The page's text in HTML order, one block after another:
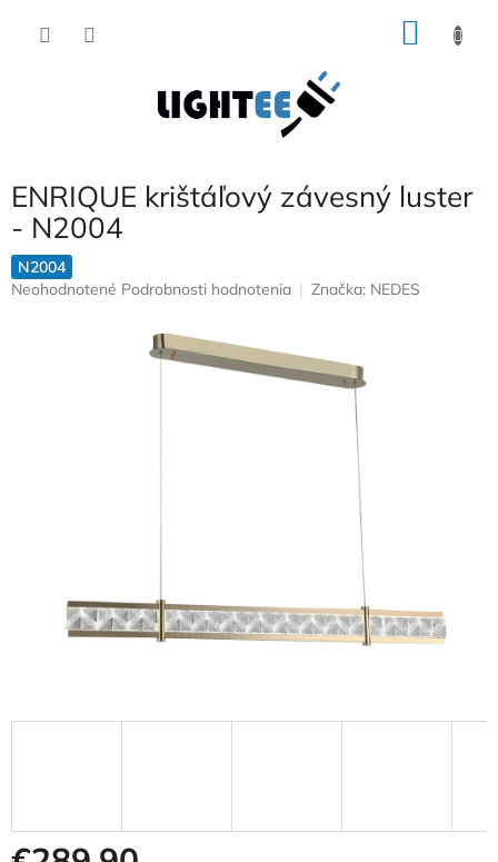
ENRIQUE krištáľový závesný luster
- N2004
N2004
Priemerné
Neohodnotené Podrobnosti hodnotenia Značka: NEDES